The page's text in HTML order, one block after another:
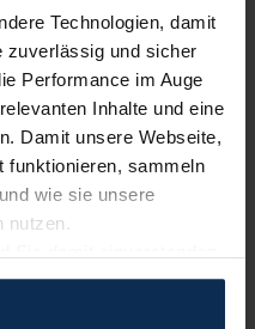
Technologien, damit
zuverlässig und sicher
Performance im Auge
Inhalte und eine
Damit unsere Webseite,
funktionieren, sammeln
wie sie unsere
nutzen.
Service zu
Dritte weiterzugeben,
der Abarth 500 als Cabrio
mit dem Skorpion der
gelunden ist, verraten wir